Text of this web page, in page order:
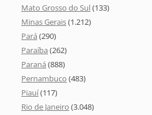
Mato Grosso do Sul(133)
Minas Gerais(1.212)
Pará (290)
Paraíba (262)
Paraná (888)
Pernambuco (483)
Piauí(117)
Rio de Janeiro (3.048)